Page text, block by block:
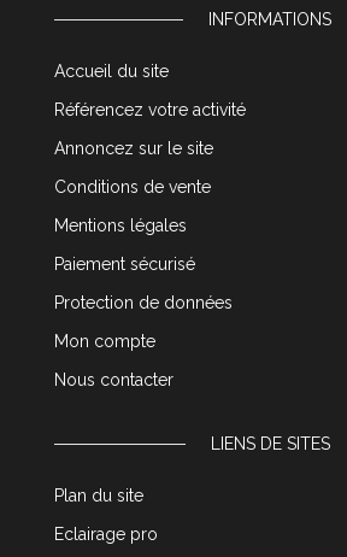
INFORMATIONS
Accueil du site
Référencez votre activité
Annoncez sur le site
Conditions de vente
Mentions légales
Paiement sécurisé
Protection de données
Mon compte
Nous contacter
LIENS DE SITES
Plan du site
Eclairage pro